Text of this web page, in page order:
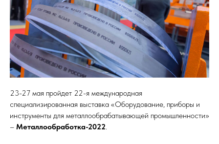
23-27 мая пройдет 22-я международная
специализированная выставка «Оборудование, приборы и
инструменты для металлообрабатывающей промышленности»
– Металлообработка-2022.